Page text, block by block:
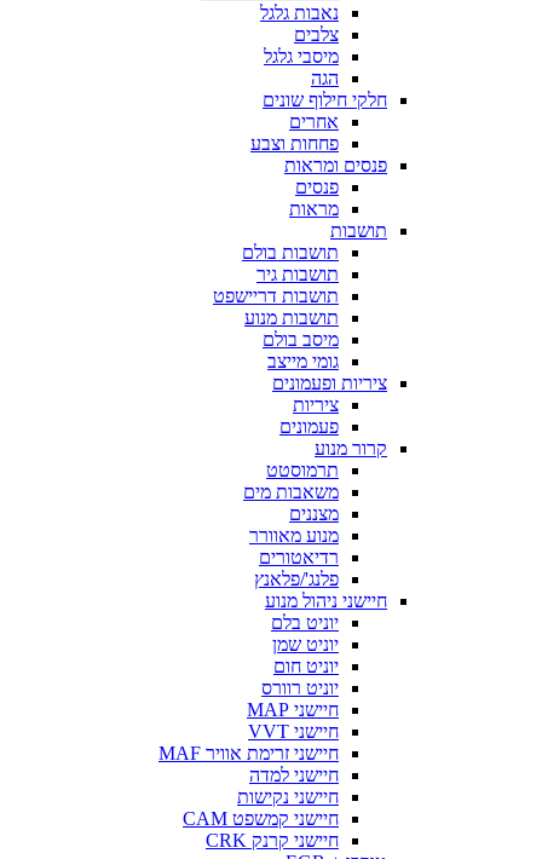
נאבות גלגל
צלבים
מיסבי גלגל
הגה
חלקי חילוף שונים
אחרים
פחחות וצבע
פנסים ומראות
פנסים
מראות
תושבות
תושבות בולם
תושבות גיר
תושבות דריישפט
תושבות מנוע
מיסב בולם
גומי מייצב
ציריות ופעמונים
ציריות
פעמונים
קרור מנוע
תרמוסטט
משאבות מים
מצננים
מנוע מאוורר
רדיאטורים
פלנג'/פלאנץ
חיישני ניהול מנוע
יוניט בלם
יוניט שמן
יוניט חום
יוניט רוורס
חיישני MAP
חיישני VVT
חיישני זרימת אוויר MAF
חיישני למדה
חיישני נקישות
חיישני קמשפט CAM
חיישני קרנק CRK